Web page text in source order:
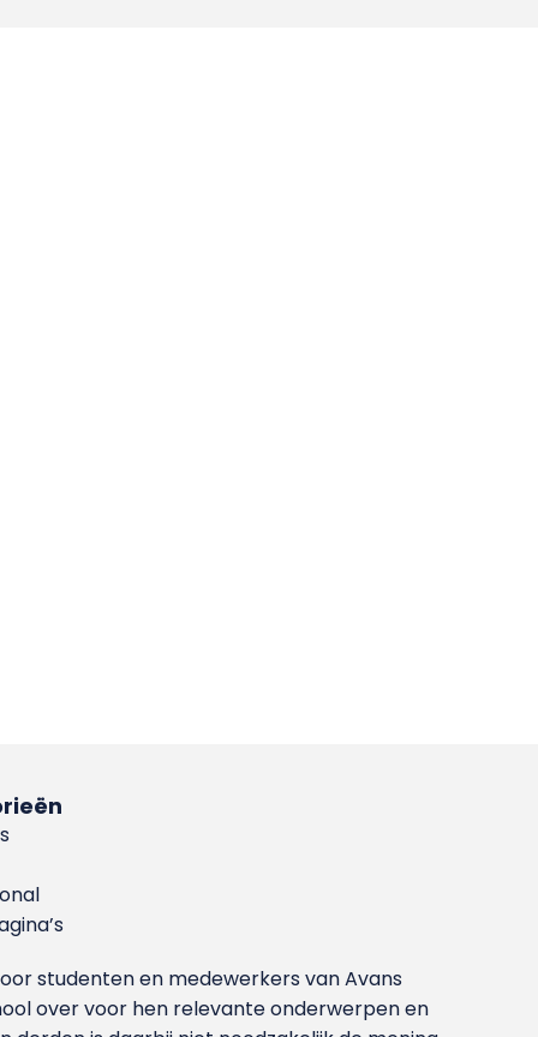
studenten en medewerkers van Avans
over voor hen relevante onderwerpen en